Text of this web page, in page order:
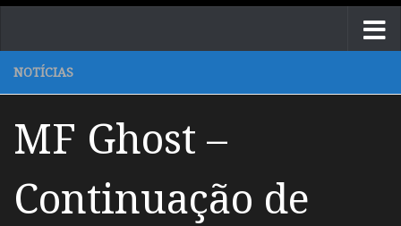
NOTÍCIAS
MF Ghost –
Continuação de